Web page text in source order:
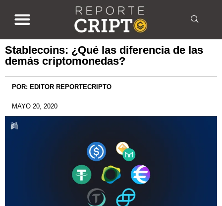
Stablecoins: ¿Qué las diferencia de las
demás criptomonedas?
POR: EDITOR REPORTECRIPTO
MAYO 20, 2020